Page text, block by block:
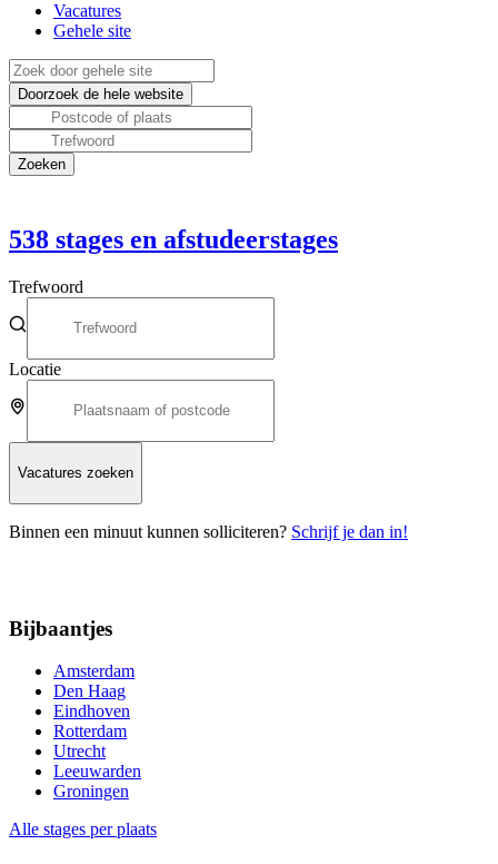
Vacatures
Gehele site
538 stages en afstudeerstages
Trefwoord
Locatie
Vacatures zoeken
Binnen een minuut kunnen solliciteren? Schrijf je dan in!
Bijbaantjes
Amsterdam
Den Haag
Eindhoven
Rotterdam
Utrecht
Leeuwarden
Groningen
Alle stages per plaats